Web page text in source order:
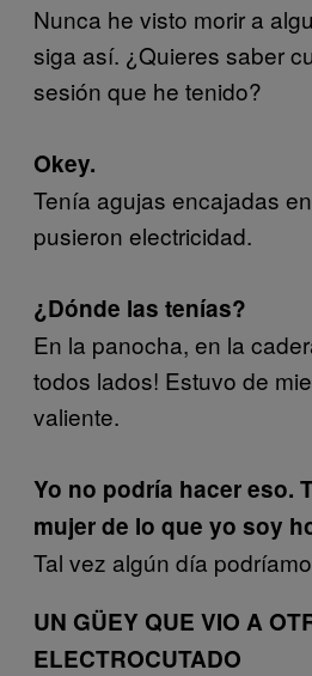
Nunca he visto morir a
siga así. ¿Quieres saber
sesión que he tenido?
Okey.
Tenía agujas encajadas
pusieron electricidad.
¿Dónde las tenías?
En la panocha, en la
todos lados! Estuvo de
valiente.
Yo no podría hacer eso.
mujer de lo que yo soy
Tal vez algún día
UN GÜEY QUE VIO A
ELECTROCUTADO